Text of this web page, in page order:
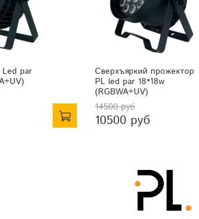
par
Сверхъяркий прожектор
PL led par 18*18w
(RGBWA+UV)
14500 руб
10500 руб